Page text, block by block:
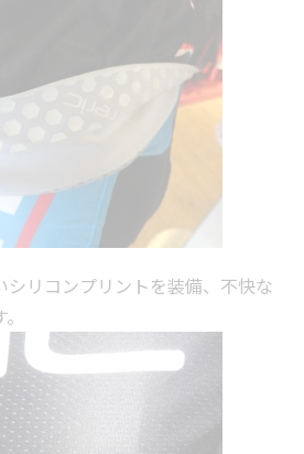
シリコンプリントを装備、不快な